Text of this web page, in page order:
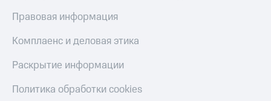
Правовая информация
Комплаенс и деловая этика
Раскрытие информации
Политика обработки cookies